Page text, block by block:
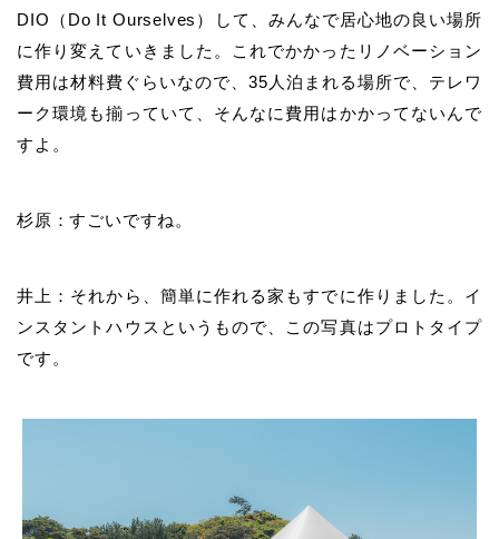
DIO（Do It Ourselves）して、みんなで居心地の良い場所
に作り変えていきました。これでかかったリノベーション
費用は材料費ぐらいなので、35人泊まれる場所で、テレワ
ーク環境も揃っていて、そんなに費用はかかってないんで
すよ。
杉原：すごいですね。
井上：それから、簡単に作れる家もすでに作りました。イ
ンスタントハウスというもので、この写真はプロトタイプ
です。